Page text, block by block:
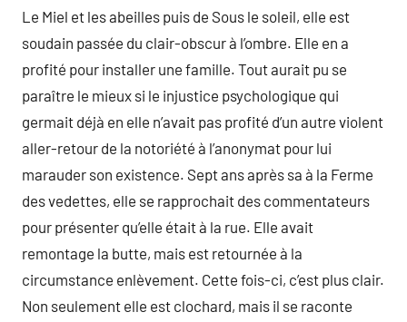
Le Miel et les abeilles puis de Sous le soleil, elle est
soudain passée du clair-obscur à l’ombre. Elle en a
profité pour installer une famille. Tout aurait pu se
paraître le mieux si le injustice psychologique qui
germait déjà en elle n’avait pas profité d’un autre violent
aller-retour de la notoriété à l’anonymat pour lui
marauder son existence. Sept ans après sa à la Ferme
des vedettes, elle se rapprochait des commentateurs
pour présenter qu’elle était à la rue. Elle avait
remontage la butte, mais est retournée à la
circumstance enlèvement. Cette fois-ci, c’est plus clair.
Non seulement elle est clochard, mais il se raconte